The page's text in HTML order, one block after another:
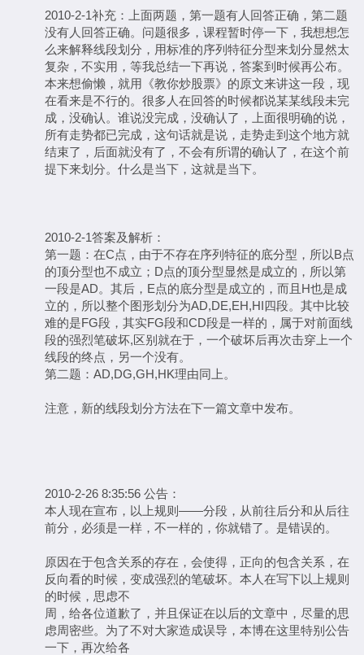
2010-2-1补充：上面两题，第一题有人回答正确，第二题
没有人回答正确。问题很多，课程暂时停一下，我想想怎
么来解释线段划分，用标准的序列特征分型来划分显然太
复杂，不实用，等我总结一下再说，答案到时候再公布。
本来想偷懒，就用《教你炒股票》的原文来讲这一段，现
在看来是不行的。很多人在回答的时候都说某某线段未完
成，没确认。谁说没完成，没确认了，上面很明确的说，
所有走势都已完成，这句话就是说，走势走到这个地方就
结束了，后面就没有了，不会有所谓的确认了，在这个前
提下来划分。什么是当下，这就是当下。
2010-2-1答案及解析：
第一题：在C点，由于不存在序列特征的底分型，所以B点
的顶分型也不成立；D点的顶分型显然是成立的，所以第
一段是AD。其后，E点的底分型是成立的，而且H也是成
立的，所以整个图形划分为AD,DE,EH,HI四段。其中比较
难的是FG段，其实FG段和CD段是一样的，属于对前面线
段的强烈笔破坏,区别就在于，一个破坏后再次击穿上一个
线段的终点，另一个没有。
第二题：AD,DG,GH,HK理由同上。
注意，新的线段划分方法在下一篇文章中发布。
2010-2-26 8:35:56 公告：
本人现在宣布，以上规则——分段，从前往后分和从后往
前分，必须是一样，不一样的，你就错了。是错误的。
原因在于包含关系的存在，会使得，正向的包含关系，在
反向看的时候，变成强烈的笔破坏。本人在写下以上规则
的时候，思虑不
周，给各位道歉了，并且保证在以后的文章中，尽量的思
虑周密些。为了不对大家造成误导，本博在这里特别公告
一下，再次给各